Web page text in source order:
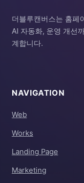
더블루캔버스는 홈페
AI 자동화, 운영 개선
계합니다.
NAVIGATION
Web
Works
Landing Page
Marketing